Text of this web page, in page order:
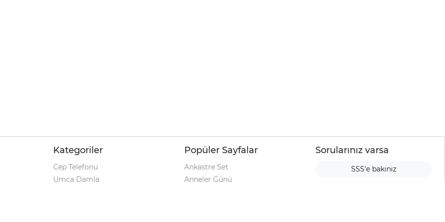
Kategoriler
Cep Telefonu
Umca Damla
Popüler Sayfalar
Ankastre Set
Anneler Günü
Sorularınız varsa
SSS'e bakınız